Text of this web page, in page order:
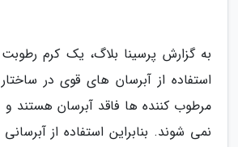
به گزارش پرسینا بلاگ، یک کرم
استفاده از آبرسان های قوی در
مرطوب کننده ها فاقد آبرسان
نمی شوند. بنابراین استفاده از